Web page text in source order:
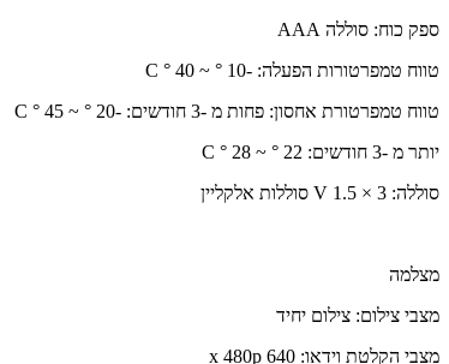
ספק כוח: סוללה AAA
טווח טמפרטורות הפעלה: -10 ° ~ 40 ° C
טווח טמפרטורת אחסון: פחות מ -3 חודשים: -20 ° ~ 45 ° C
יותר מ -3 חודשים: 22 ° ~ 28 ° C
סוללה: 3 × 1.5 V סוללות אלקליין
מצלמה
מצבי צילום: צילום יחיד
מצבי הקלטת וידאו: 640 x 480p